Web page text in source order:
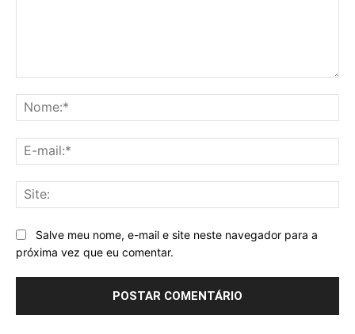
Salve meu nome, e-mail e site neste navegador para a
próxima vez que eu comentar.